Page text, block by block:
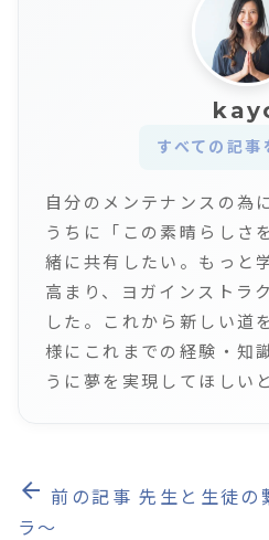
すべての記事
自分のメンテナンスの為
うちに「この素晴らしさ
緒に共有したい。もっと
高まり、ヨガインストラ
した。これから新しい道
様にこれまでの経験・知
うに夢を実現してほしい
arrow_back 前の記事先生と生徒の
ラ～